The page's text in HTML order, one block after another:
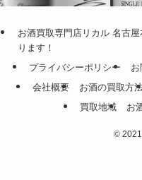
お酒買取専門店リカル 名古
ります！
プライバシーポリシー
会社概要
お酒の買取方
買取地域
お
©2021